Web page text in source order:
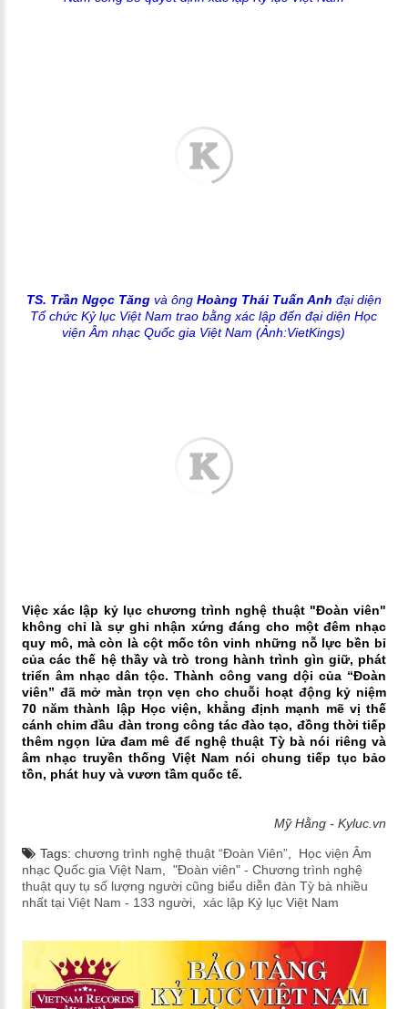
TS. Trần Ngọc Tăng và ông Hoàng Thái Tuấn Anh đại diện
Tổ chức Kỷ lục Việt Nam trao bằng xác lập đến đại diện Học
viện Âm nhạc Quốc gia Việt Nam (Ảnh:VietKings)
Việc xác lập kỷ lục chương trình nghệ thuật "Đoàn viên"
không chỉ là sự ghi nhận xứng đáng cho một đêm nhạc
quy mô, mà còn là cột mốc tôn vinh những nỗ lực bền bỉ
của các thế hệ thầy và trò trong hành trình gìn giữ, phát
triển âm nhạc dân tộc. Thành công vang dội của “Đoàn
viên” đã mở màn trọn vẹn cho chuỗi hoạt động kỷ niệm
70 năm thành lập Học viện, khẳng định mạnh mẽ vị thế
cánh chim đầu đàn trong công tác đào tạo, đồng thời tiếp
thêm ngọn lửa đam mê để nghệ thuật Tỳ bà nói riêng và
âm nhạc truyền thống Việt Nam nói chung tiếp tục bảo
tồn, phát huy và vươn tầm quốc tế.
Mỹ Hằng - Kyluc.vn
Tags: chương trình nghệ thuật “Đoàn Viên”, Học viện Âm
nhạc Quốc gia Việt Nam, "Đoàn viên" - Chương trình nghệ
thuật quy tụ số lượng người cũng biểu diễn đàn Tỳ bà nhiều
nhất tại Việt Nam - 133 người, xác lập Kỷ lục Việt Nam